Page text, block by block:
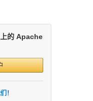
的 Apache
！